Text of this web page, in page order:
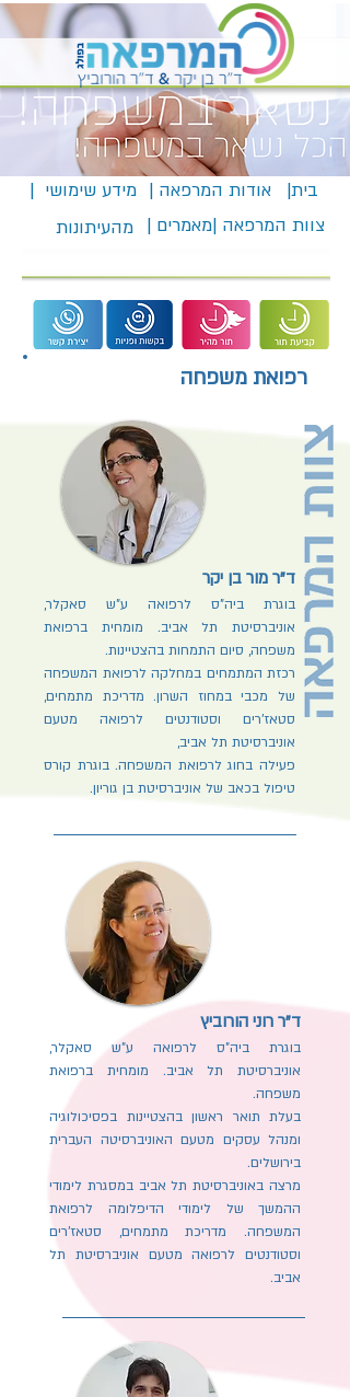
מידע שימושי | אודות המרפאה |
בית|
צוות המרפאה |מאמרים | מהעיתונות
ד"ר מור בן יקר
בוגרת ביה"ס לרפואה ע"ש סאקלר,
אוניברסיטת תל אביב. מומחית ברפואת
משפחה, סיום התמחות בהצטיינות.
רכזת המתמחים במחלקה לרפואת המשפחה
של מכבי במחוז השרון. מדריכת מתמחים,
סטאז'רים וסטודנטים לרפואה מטעם
אוניברסיטת תל אביב,
פעילה בחוג לרפואת המשפחה. בוגרת קורס
טיפול בכאב של אוניברסיטת בן גוריון.
ד"ר רוני הורוביץ
בוגרת ביה"ס לרפואה ע"ש סאקלר,
אוניברסיטת תל אביב. מומחית ברפואת
משפחה.
בעלת תואר ראשון בהצטיינות בפסיכולוגיה
ומנהל עסקים מטעם האוניברסיטה העברית
בירושלים.
מרצה באוניברסיטת תל אביב במסגרת לימודי
ההמשך של לימודי הדיפלומה לרפואת
המשפחה. מדריכת מתמחים, סטאז'רים
וסטודנטים לרפואה מטעם אוניברסיטת תל
אביב.
רפואת משפחה